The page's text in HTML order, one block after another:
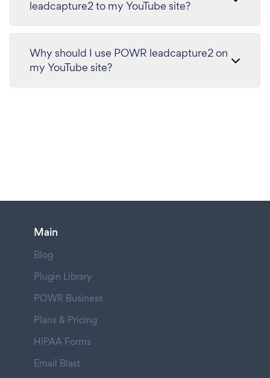
leadcapture2 to my YouTube site?
Why should I use POWR leadcapture2 on
my YouTube site?
Main
Blog
Plugin Library
POWR Business
Plans & Pricing
HIPAA Forms
Email Blast